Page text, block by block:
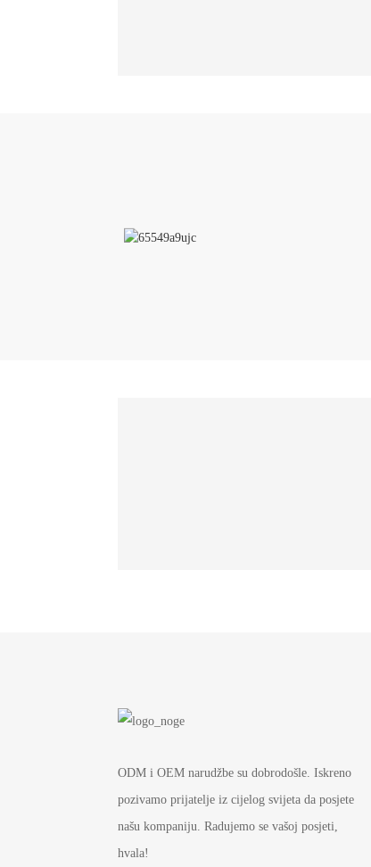
ODM i OEM narudžbe su dobrodošle. Iskreno
pozivamo prijatelje iz cijelog svijeta da posjete
našu kompaniju. Radujemo se vašoj posjeti,
hvala!